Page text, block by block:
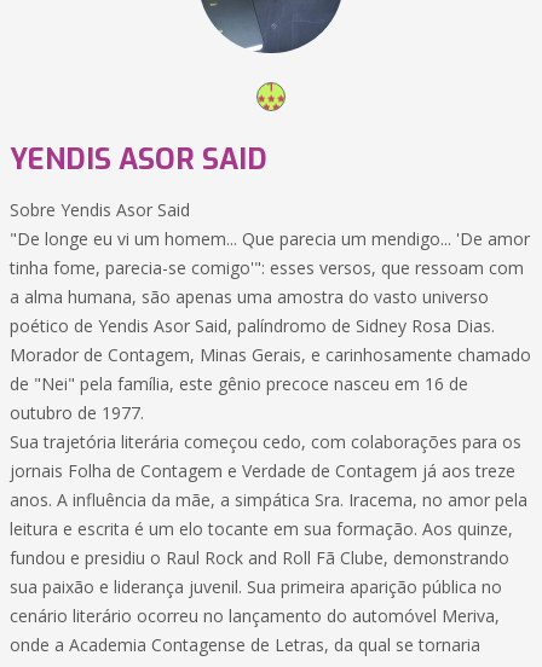
YENDIS ASOR SAID
Sobre Yendis Asor Said
"De longe eu vi um homem... Que parecia um mendigo... 'De amor
tinha fome, parecia-se comigo'": esses versos, que ressoam com
a alma humana, são apenas uma amostra do vasto universo
poético de Yendis Asor Said, palíndromo de Sidney Rosa Dias.
Morador de Contagem, Minas Gerais, e carinhosamente chamado
de "Nei" pela família, este gênio precoce nasceu em 16 de
outubro de 1977.
Sua trajetória literária começou cedo, com colaborações para os
jornais Folha de Contagem e Verdade de Contagem já aos treze
anos. A influência da mãe, a simpática Sra. Iracema, no amor pela
leitura e escrita é um elo tocante em sua formação. Aos quinze,
fundou e presidiu o Raul Rock and Roll Fã Clube, demonstrando
sua paixão e liderança juvenil. Sua primeira aparição pública no
cenário literário ocorreu no lançamento do automóvel Meriva,
onde a Academia Contagense de Letras, da qual se tornaria